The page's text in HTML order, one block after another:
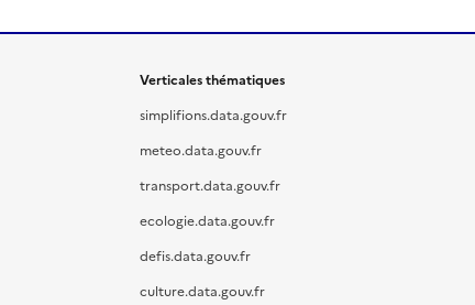
Verticales thématiques
simplifions.data.gouv.fr
meteo.data.gouv.fr
transport.data.gouv.fr
ecologie.data.gouv.fr
defis.data.gouv.fr
culture.data.gouv.fr